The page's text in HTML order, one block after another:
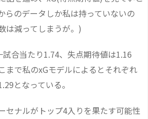
らのデータしか私は持っていないの
は減ってしまうが。)
合当たり1.74、失点期待値は1.16
まで私のxGモデルによるとそれぞれ
となっている。
セナルがトップ4入りを果たす可能性